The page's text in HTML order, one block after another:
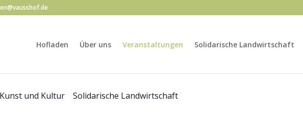
Hofladen Über uns Veranstaltungen Solidarische Landwirtschaft
Kunst und Kultur Solidarische Landwirtschaft